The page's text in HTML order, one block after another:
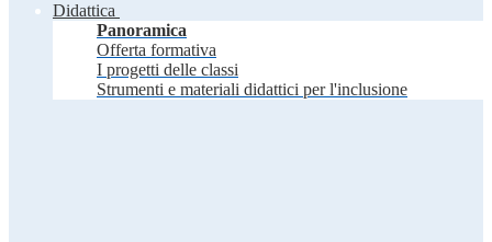
Didattica
Panoramica
Offerta formativa
I progetti delle classi
Strumenti e materiali didattici per l'inclusione